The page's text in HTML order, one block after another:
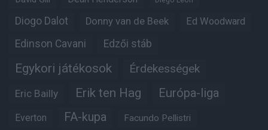
Diogo Dalot Donny van de Beek Ed Woodward
Edinson Cavani Edzői stáb
Egykori játékosok Érdekességek
Eric Bailly Erik ten Hag Európa-liga
Everton FA-kupa Facundo Pellistri